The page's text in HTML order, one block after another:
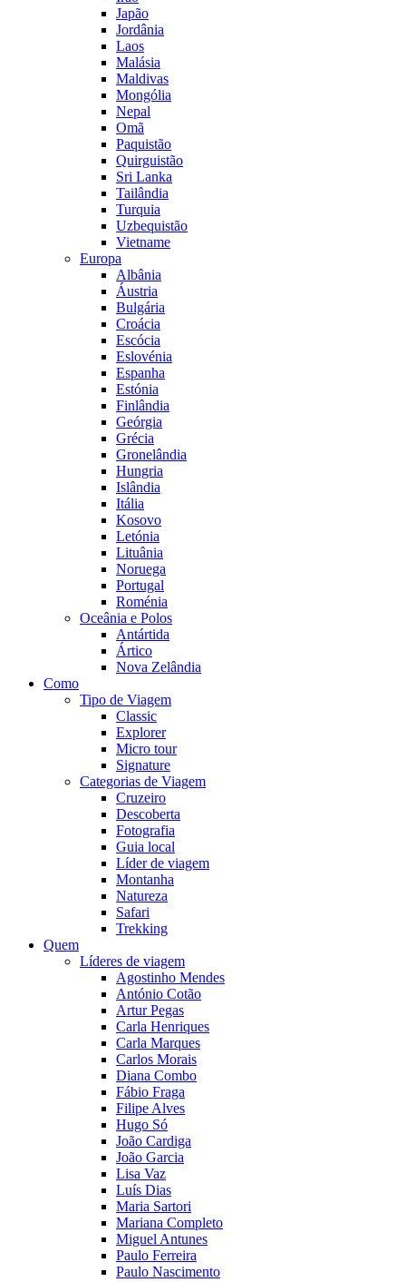
Japão
Jordânia
Laos
Malásia
Maldivas
Mongólia
Nepal
Omã
Paquistão
Quirguistão
Sri Lanka
Tailândia
Turquia
Uzbequistão
Vietname
Europa
Albânia
Áustria
Bulgária
Croácia
Escócia
Eslovénia
Espanha
Estónia
Finlândia
Geórgia
Grécia
Gronelândia
Hungria
Islândia
Itália
Kosovo
Letónia
Lituânia
Noruega
Portugal
Roménia
Oceânia e Polos
Antártida
Ártico
Nova Zelândia
Como
Tipo de Viagem
Classic
Explorer
Micro tour
Signature
Categorias de Viagem
Cruzeiro
Descoberta
Fotografia
Guia local
Líder de viagem
Montanha
Natureza
Safari
Trekking
Quem
Líderes de viagem
Agostinho Mendes
António Cotão
Artur Pegas
Carla Henriques
Carla Marques
Carlos Morais
Diana Combo
Fábio Fraga
Filipe Alves
Hugo Só
João Cardiga
João Garcia
Lisa Vaz
Luís Dias
Maria Sartori
Mariana Completo
Miguel Antunes
Paulo Ferreira
Paulo Nascimento